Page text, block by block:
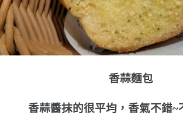
香蒜麵包
香蒜醬抹的很平均，香氣不錯~